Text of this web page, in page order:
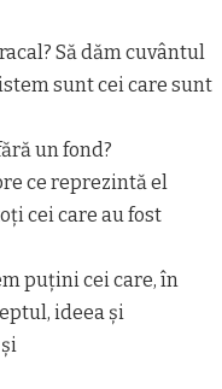
Să dăm cuvântul
sunt cei care sunt
un fond?
ce reprezintă el
cei care au fost
puțini cei care, în
ideea și